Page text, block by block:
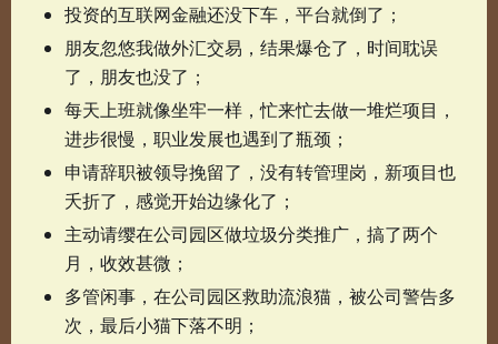
投资的互联网金融还没下车，平台就倒了；
朋友忽悠我做外汇交易，结果爆仓了，时间耽误
了，朋友也没了；
每天上班就像坐牢一样，忙来忙去做一堆烂项目，
进步很慢，职业发展也遇到了瓶颈；
申请辞职被领导挽留了，没有转管理岗，新项目也
夭折了，感觉开始边缘化了；
主动请缨在公司园区做垃圾分类推广，搞了两个
月，收效甚微；
多管闲事，在公司园区救助流浪猫，被公司警告多
次，最后小猫下落不明；